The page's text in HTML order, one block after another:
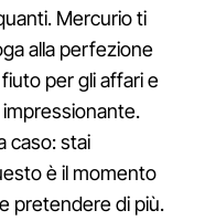
Mercurio ti
alla perfezione
per gli affari e
caso: stai
è il momento
pretendere di più.